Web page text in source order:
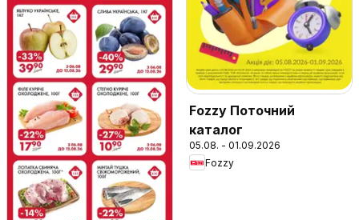
Fozzy Поточний
каталог
05.08. - 01.09.2026
Fozzy